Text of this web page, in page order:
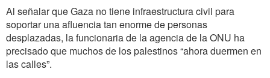
Al señalar que Gaza no tiene infraestructura civil para
soportar una afluencia tan enorme de personas
desplazadas, la funcionaria de la agencia de la ONU ha
precisado que muchos de los palestinos “ahora duermen en
las calles”.